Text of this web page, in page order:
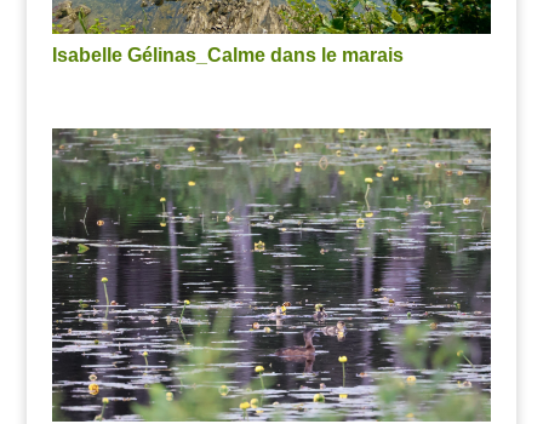
Isabelle Gélinas_Calme dans le marais